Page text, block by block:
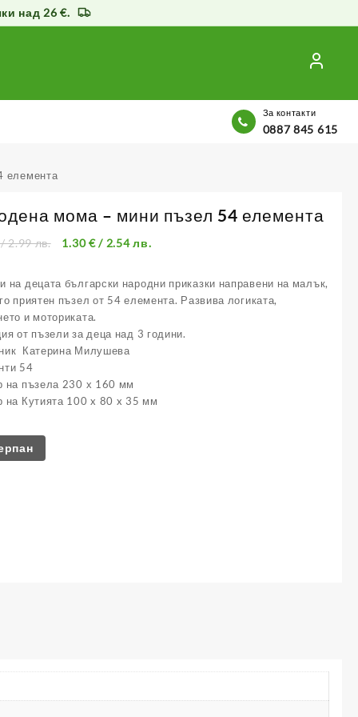
над 26 €.
За контакти
0887 845 615
елемента
мома – мини пъзел 54 елемента
2.99 лв. 1.30€/ 2.54 лв.
на децата български народни приказки направени на малък,
приятен пъзел от 54 елемента. Развива логиката,
и моториката.
от пъзели за деца над 3 години.
Катерина Милушева
54
на пъзела 230 х 160 мм
на Кутията 100 x 80 x 35 мм